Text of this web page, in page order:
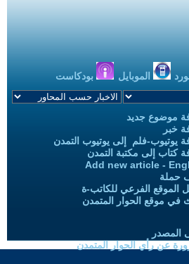
الموبايل بودكاست
موضوع جديد
خبر
يوتيوب-فلم إلى يوتيوب التمدن
كتاب إلى مكتبة التمدن
Add new article -
حملة
الموقع الفرعي للكاتب-ة
في موقع الحوار المتمدن
المصدر
عن رأي الحوار المتمدن